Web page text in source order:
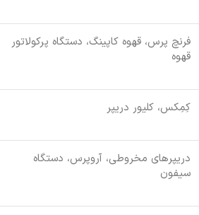
فرنچ پرس، قهوه کاپینگ، دستگاه پرکولاتور
قهوه
کِمِکس، کلیور دریپر
دریپرهای مخروطی، آروپرس، دستگاه
سیفون